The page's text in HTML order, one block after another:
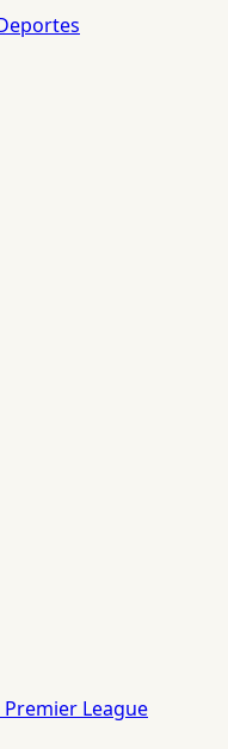
Premier League